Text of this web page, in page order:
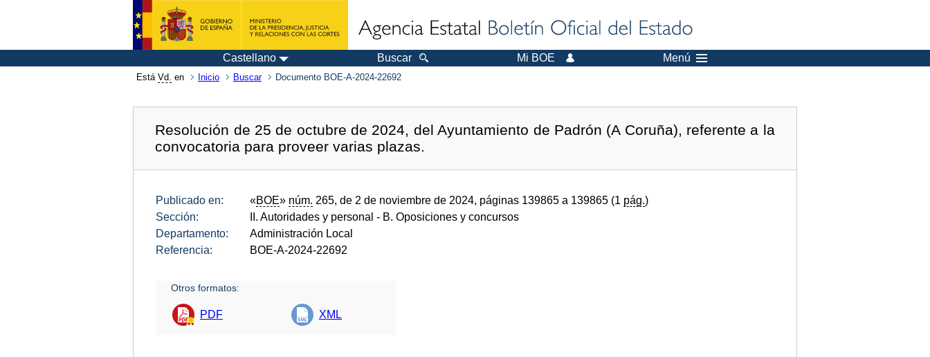
Castellano Buscar Mi BOE Menú
Está Vd. en Inicio Buscar Documento BOE-A-2024-22692
Resolución de 25 de octubre de 2024, del Ayuntamiento de Padrón (A Coruña), referente a la
convocatoria para proveer varias plazas.
Publicado en: «BOE» núm. 265, de 2 de noviembre de 2024, páginas 139865 a 139865 (1 pág.)
Sección:
II. Autoridades y personal - B. Oposiciones y concursos
Departamento:
Administración Local
Referencia:
BOE-A-2024-22692
Otros formatos:
PDF XML